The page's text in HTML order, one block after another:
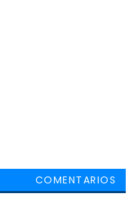
COMENTARIOS